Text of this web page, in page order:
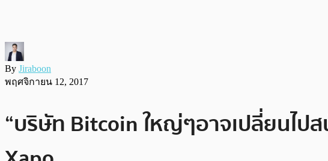
By Jiraboon
พฤศจิกายน 12, 2017
“บริษัท Bitcoin ใหญ่ๆอาจเปลี่ยนไป